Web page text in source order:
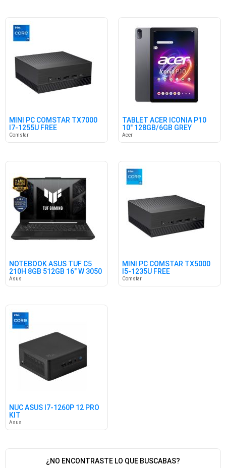
MINI PC COMSTAR TX7000
I7-1255U FREE
Comstar
TABLET ACER ICONIA P10
10" 128GB/6GB GREY
Acer
NOTEBOOK ASUS TUF C5
210H 8GB 512GB 16" W 3050
6GB
Asus
MINI PC COMSTAR TX5000
I5-1235U FREE
Comstar
NUC ASUS I7-1260P 12 PRO
KIT
Asus
¿NO ENCONTRASTE LO QUE BUSCABAS?